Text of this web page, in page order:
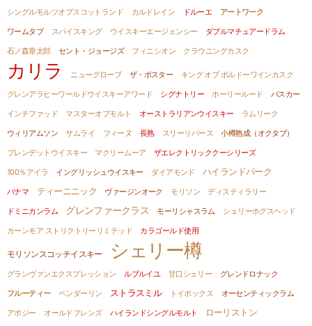
シングルモルツオブスコットランド
カルドレイン ドルーエ
アートワーク
ワームタブ
スパイスキング ウイスキーエージェンシー
ダブルマチュアードラム
石ノ森章太郎
セント・ジョージズ フィニシオン クラウニングカスク
カリラ ニューグローブ ザ・ポスター
キング オブ ボルドーワインカスク
グレンアラヒーワールドウイスキーアワード
シグナトリー ホーリールード
バスカー
インチファッド
マスターオブモルト オーストラリアンウイスキー
ラムリーク
ウィリアムソン
サムライ フィーヌ 長熟 スリーリバース
小樽熟成（オクタブ）
ブレンデットウイスキー
マクリームーア
ザエレクトリッククーシリーズ
100％アイラ
イングリッシュウイスキー ダイアモンド ハイランドパーク
パナマ ティーニニック ヴァージンオーク モリソン
ディスティラリー
ドミニカンラム
グレンファークラス モーリシャスラム
シェリーホグスヘッド
カーンモア ストリクトリーリミテッド
カラゴールド使用
モリソンスコッチイスキー シェリー樽
グランヴァンエクスプレッション ルブルイユ 甘口シェリー
グレンドロナック
フルーティー
ペンダーリン ストラスミル トイボックス
オーセンティックラム
アポジー
オールドフレンズ ハイランドシングルモルト ローリストン